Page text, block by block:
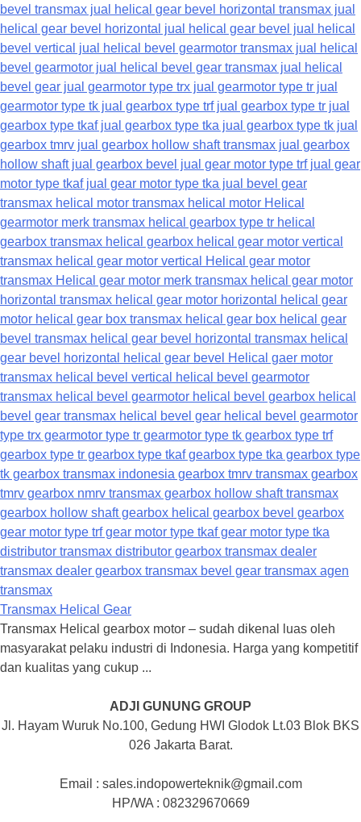
Transmax Helical Gear
Transmax Helical gearbox motor – sudah dikenal luas oleh
masyarakat pelaku industri di Indonesia. Harga yang kompetitif
dan kualitas yang cukup ...
ADJI GUNUNG GROUP
Jl. Hayam Wuruk No.100, Gedung HWI Glodok Lt.03 Blok BKS
026 Jakarta Barat.
Email : sales.indopowerteknik@gmail.com
HP/WA : 082329670669